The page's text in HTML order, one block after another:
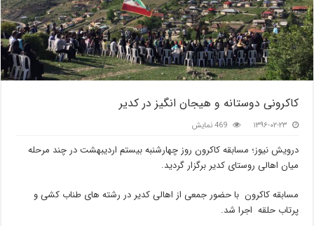
کاکرونی دوستانه و هیجان انگیز در کدیر
۱۳۹۶-۰۲-۲۳ 469 نمایش
درویش نیوز؛ مسابقه کاکرون روز چهارشنبه بیستم اردیبهشت در چند مرحله
میان اهالی روستای کدیر برگزار گردید.
مسابقه کاکرون با حضور جمعی از اهالی کدیر در رشته های طناب کشی و
پرتاب حلقه اجرا شد.